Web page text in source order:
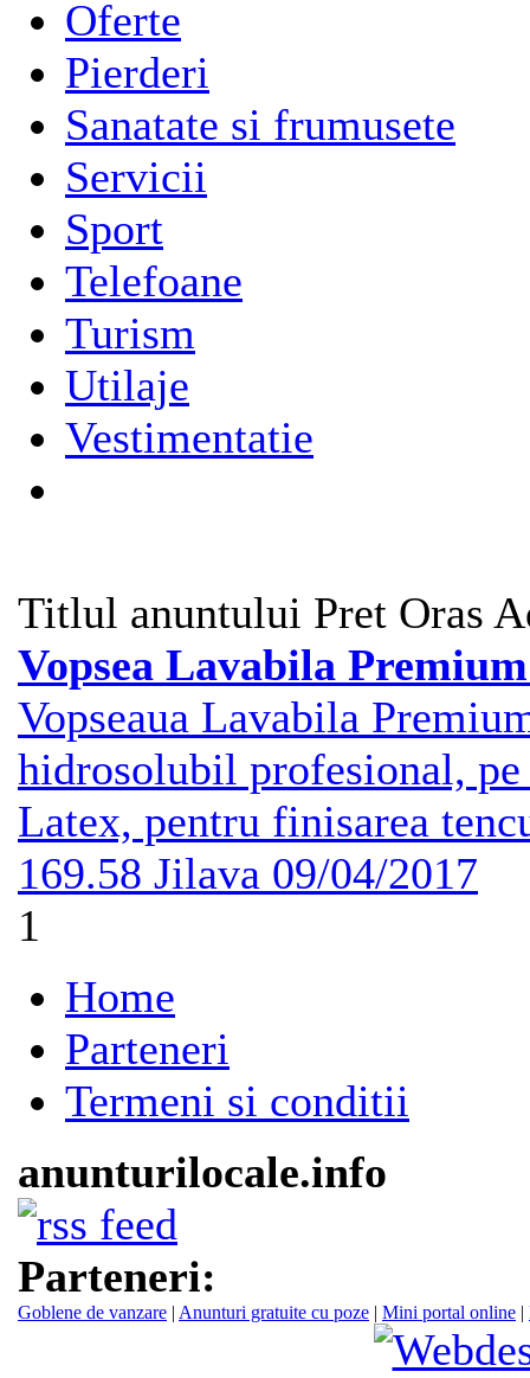
Oferte
Pierderi
Sanatate si frumusete
Servicii
Sport
Telefoane
Turism
Utilaje
Vestimentatie
Titlul anuntului Pret Oras
Vopsea Lavabila
Vopseaua Lavabila
hidrosolubil profesional,
Latex, pentru finisarea
169.58 Jilava 09/04/2017
1
Home
Parteneri
Termeni si conditii
anunturilocale.info
Parteneri:
Goblene de vanzare | Anunturi gratuite cu poze | Mini portal online |